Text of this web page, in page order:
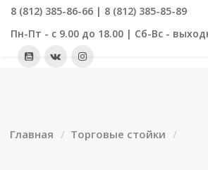
8 (812) 385-86-66 | 8 (812) 385-85-89
Пн-Пт - с 9.00 до 18.00 | Сб-Вс -
Главная Торговые стойки